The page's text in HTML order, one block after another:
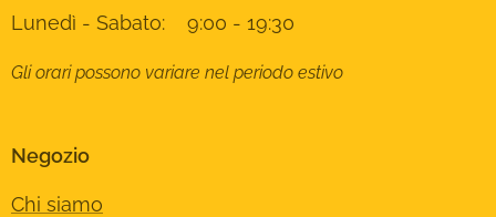
Lunedì - Sabato: 9:00 - 19:30
Gli orari possono variare nel periodo estivo
Negozio
Chi siamo